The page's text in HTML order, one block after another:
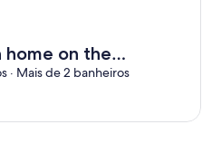
on the
Coast of Ireland
· Mais de 2 banheiros